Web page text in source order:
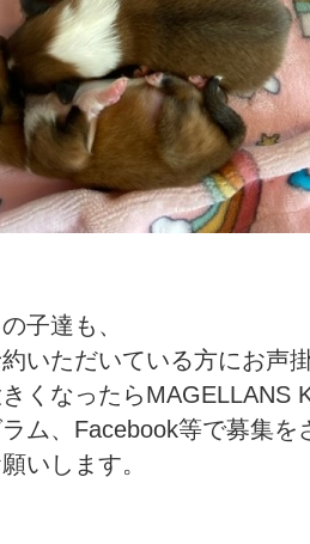
子達も、
いただいている方にお声
くなったらMAGELLANS
ム、Facebook等で募集を
いします。